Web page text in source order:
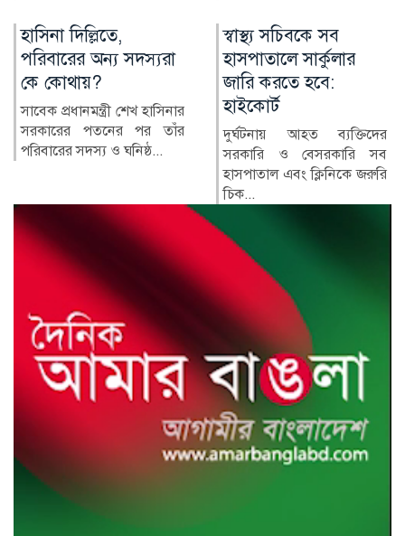
স্বাস্থ্য সচিবকে সব
হাসপাতালে সার্কুলার
জারি করতে হবে:
হাইকোর্ট
দুর্ঘটনায় আহত ব্যক্তিদের
সরকারি ও বেসরকারি সব
র‍্যাবের পরিবর্তে নতুন
বাহিনী, কী আছে খসড়া
আইনে?
র‍্যাপিড অ্যাকশন ব্যাটালিয়ন
(র‍্যাব) বিলুপ্ত করে স্পেশাল
রেসপন্স ব্যা...